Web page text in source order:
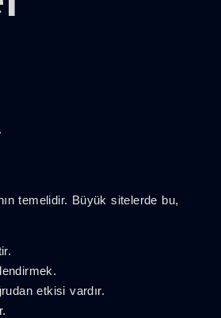
temelidir. Büyük sitelerde bu,
etkisi vardır.